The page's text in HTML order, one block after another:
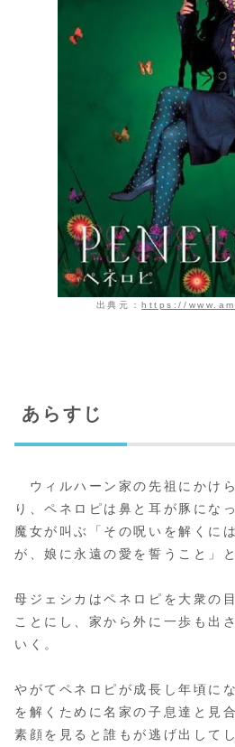
出典元：https://
あらすじ
ウィルハーン家の先祖にかけ
り、ペネロピは鼻と耳が豚にな
魔女が叫ぶ「その呪いを解くに
が、娘に永遠の愛を誓うこと」と
母ジェシカはペネロピを大衆の
ことにし、家から外に一歩も出
いく。
やがてペネロピが成長し年頃に
を解くために名家の子息達と見
素顔を見ると誰もが逃げ出して